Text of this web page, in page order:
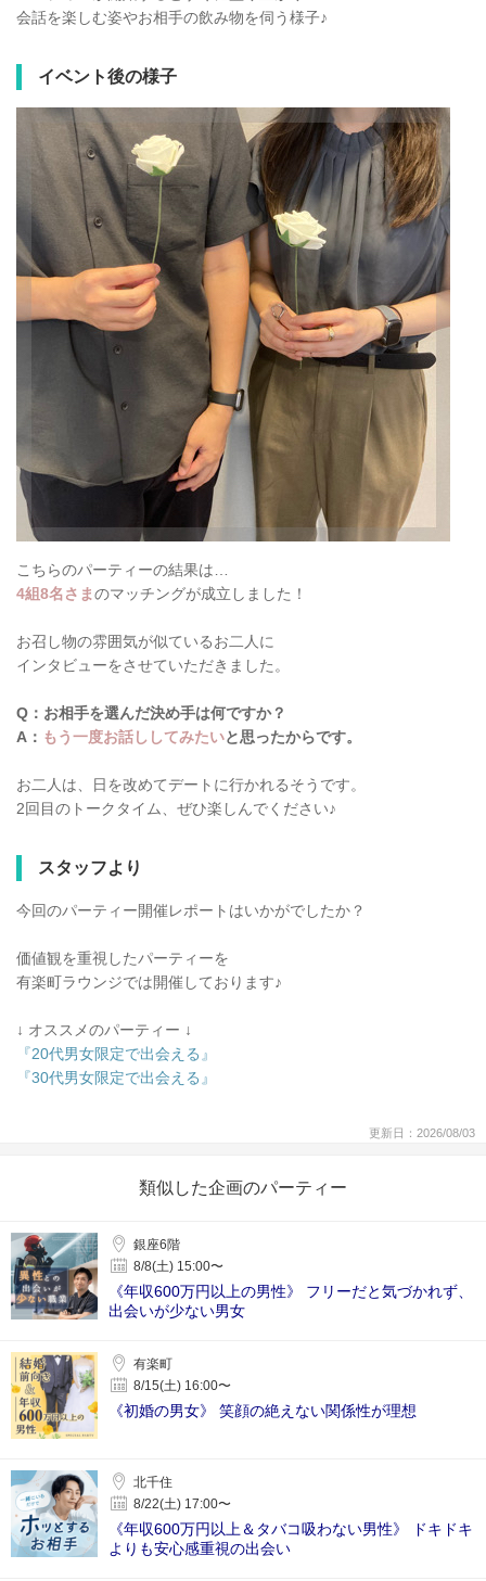
会話を楽しむ姿やお相手の飲み物を伺う様子♪
イベント後の様子
こちらのパーティーの結果は…
4組8名さまのマッチングが成立しました！
お召し物の雰囲気が似ているお二人に
インタビューをさせていただきました。
Q：お相手を選んだ決め手は何ですか？
A： もう一度お話ししてみたいと思ったからです。
お二人は、日を改めてデートに行かれるそうです。
2回目のトークタイム、ぜひ楽しんでください♪
スタッフより
今回のパーティー開催レポートはいかがでしたか？
価値観を重視したパーティーを
有楽町ラウンジでは開催しております♪
↓ オススメのパーティー ↓
『20代男女限定で出会える』
『30代男女限定で出会える』
更新日：2026/08/03
類似した企画のパーティー
銀座6階
8/8(土) 15:00〜
《年収600万円以上の男性》 フリーだと気づかれず、
出会いが少ない男女
有楽町
8/15(土) 16:00〜
《初婚の男女》 笑顔の絶えない関係性が理想
北千住
8/22(土) 17:00〜
《年収600万円以上＆タバコ吸わない男性》 ドキドキ
よりも安心感重視の出会い